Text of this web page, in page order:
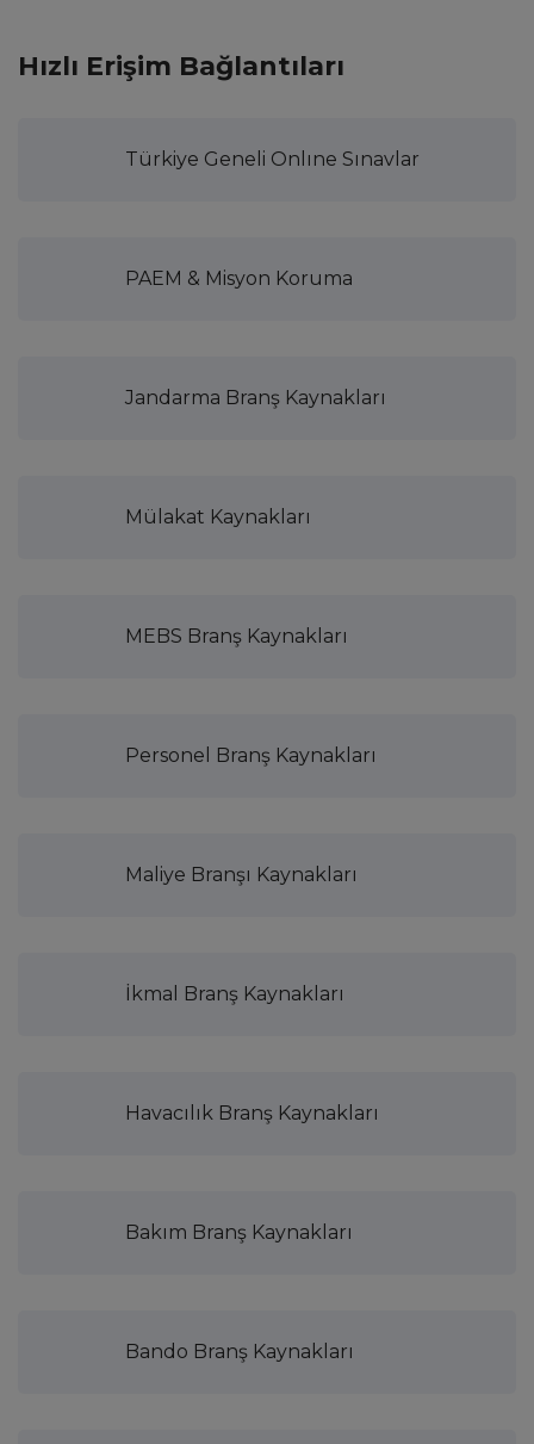
Hızlı Erişim Bağlantıları
Türkiye Geneli Onlıne Sınavlar
PAEM & Misyon Koruma
Jandarma Branş Kaynakları
Mülakat Kaynakları
MEBS Branş Kaynakları
Personel Branş Kaynakları
Maliye Branşı Kaynakları
İkmal Branş Kaynakları
Havacılık Branş Kaynakları
Bakım Branş Kaynakları
Bando Branş Kaynakları